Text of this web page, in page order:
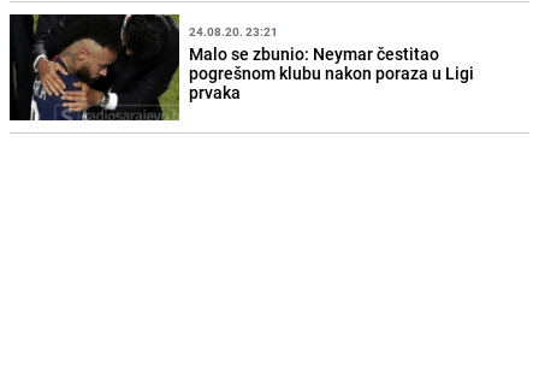
24.08.20. 23:21
Malo se zbunio: Neymar čestitao
pogrešnom klubu nakon poraza u Ligi
prvaka